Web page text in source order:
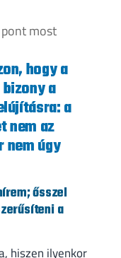
hogy a
a
a
nem az
nem úgy
ősszel
a
hiszen ilyenkor